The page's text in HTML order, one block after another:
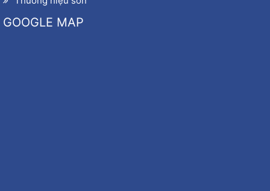
GOOGLE MAP